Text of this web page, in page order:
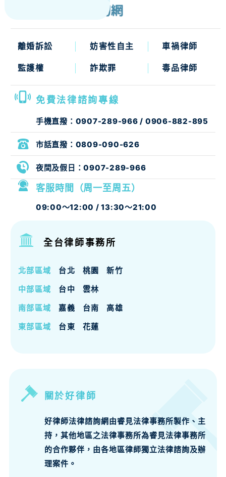
關於好律師
好律師法律諮詢網由睿見法律事務所製作、主
持，其他地區之法律事務所為睿見法律事務所
的合作夥伴，由各地區律師獨立法律諮詢及辦
理案件。
離婚訴訟 妨害性自主 車禍律師
監護權 詐欺罪 毒品律師
免費法律諮詢專線
手機直撥： 0907-289-966 / 0906-882-895
市話直撥： 0809-090-626
客服時間（周一至周五）
09:00～12:00 / 13:30～21:00
夜間及假日：0907-289-966
全台律師事務所
北部區域 台北 桃園 新竹
南部區域 嘉義 台南 高雄
中部區域 台中 雲林
東部區域 台東 花蓮